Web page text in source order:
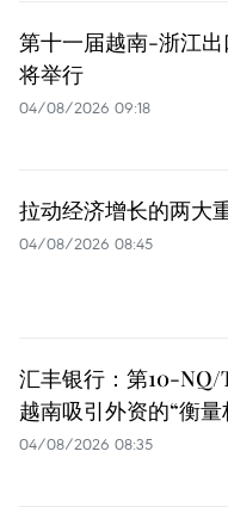
第十一届越南-浙江
将举行
04/08/2026 09:18
拉动经济增长的两大
04/08/2026 08:45
汇丰银行：第10-NQ/
越南吸引外资的“衡量
04/08/2026 08:35